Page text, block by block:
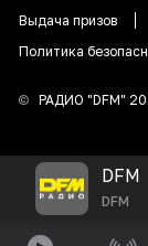
Выдача призов
Политика
© РАДИО "DFM"
DFM
DFM